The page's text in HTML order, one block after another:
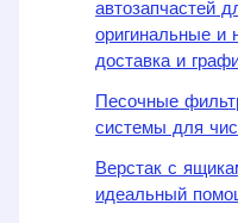
автозапчастей
оригинальные и
доставка и
Песочные
системы для
Верстак с
идеальный